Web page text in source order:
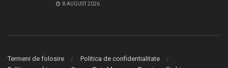
8 AUGUST 2026
Termeni de folosire
Politica de confidentialitate